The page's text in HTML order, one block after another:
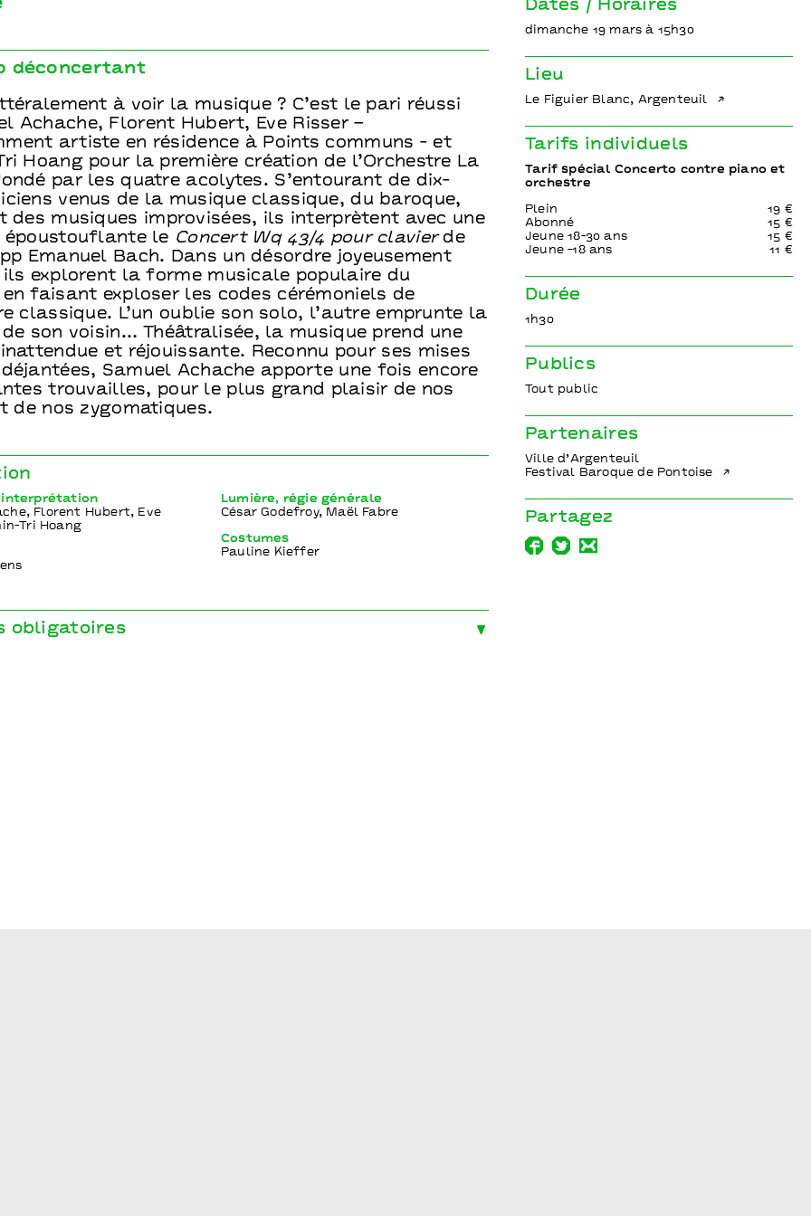
déconcertant
à voir la musique ? C’est le pari réussi
Achache, Florent Hubert, Eve Risser –
artiste en résidence à Points communs - et
Hoang pour la première création de l’Orchestre La
par les quatre acolytes. S’entourant de dix-
venus de la musique classique, du baroque,
des musiques improvisées, ils interprètent avec une
époustouflante le Concert Wq 43/4 pour clavierde
Emanuel Bach. Dans un désordre joyeusement
ils explorent la forme musicale populaire du
faisant exploser les codes cérémoniels de
classique. L’un oublie son solo, l’autre emprunte la
son voisin… Théâtralisée, la musique prend une
et réjouissante. Reconnu pour ses mises
déjantées, Samuel Achache apporte une fois encore
trouvailles, pour le plus grand plaisir de nos
de nos zygomatiques.
interprétation
Florent Hubert, Eve
Tri Hoang
Lumière, régie générale
César Godefroy, Maël Fabre
Costumes
Pauline Kieffer
obligatoires
Dates / Horaires
dimanche 19 mars à 15h30
Lieu
Le Figuier Blanc, Argenteuil
Tarifs individuels
Tarif spécial Concerto contre piano et
orchestre
Plein
19 €
Abonné
15 €
Jeune 18-30 ans
15 €
Jeune -18 ans
11 €
Durée
1h30
Publics
Tout public
Partenaires
Ville d’Argenteuil
Festival Baroque de Pontoise
Partagez